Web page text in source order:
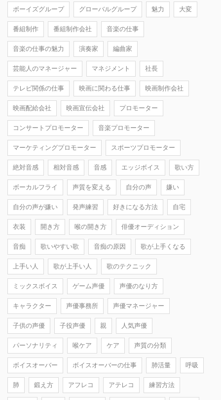
ボーイズグループ グローバルグループ 魅力 大変
番組制作 番組制作会社 音楽の仕事
音楽の仕事の魅力 演奏家 編曲家
芸能人のマネージャー マネジメント 社長
テレビ関係の仕事 映画に関わる仕事 映画制作会社
映画配給会社 映画宣伝会社 プロモーター
コンサートプロモーター 音楽プロモーター
マーケティングプロモーター スポーツプロモーター
絶対音感 相対音感 音感 エッジボイス 歌い方
ボーカルフライ 声質を変える 自分の声 嫌い
自分の声が嫌い 発声練習 好きになる方法 自宅
衣装 開き方 喉の開き方 俳優オーディション
音痴 歌いやすい歌 音痴の原因 歌が上手くなる
上手い人 歌が上手い人 歌のテクニック
ミックスボイス ゲーム声優 声優のなり方
キャラクター 声優事務所 声優マネージャー
子供の声優 子役声優 親 人気声優
パーソナリティ 喉ケア ケア 声質の分類
ボイスオーバー ボイスオーバーの仕事 肺活量 呼吸
肺 鍛え方 アフレコ アテレコ 練習方法